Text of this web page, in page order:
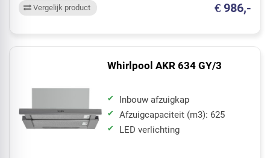
€ 986,-
Vergelijk product
Whirlpool AKR 634 GY/3
Inbouw afzuigkap
Afzuigcapaciteit (m3): 625
LED verlichting